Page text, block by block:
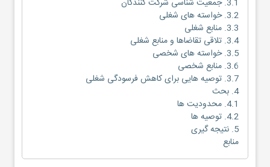
3.1. جمعیت شناسی شرکت کنندگان
3.2. خواسته های شغلی
3.3. منابع شغلی
3.4. تلاقی تقاضاها و منابع شغلی
3.5. خواسته های شخصی
3.6. منابع شخصی
3.7. توصیه هایی برای کاهش فرسودگی شغلی
4. بحث
4.1. محدودیت ها
4.2. توصیه ها
5. نتیجه گیری
منابع